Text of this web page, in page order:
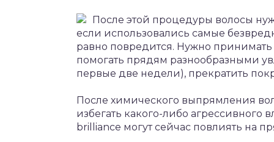
После этой процедуры волосы
если использовались самые
равно повредится. Нужно
помогать прядям разнообразными
первые две недели), прекратить
После химического выпрямления
избегать какого-либо
brilliance могут сейчас повлиять на